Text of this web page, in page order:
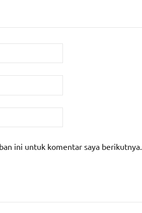
ini untuk komentar saya berikutnya.